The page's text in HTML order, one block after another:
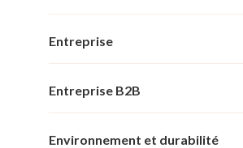
Entreprise
Entreprise B2B
Environnement et durabilité